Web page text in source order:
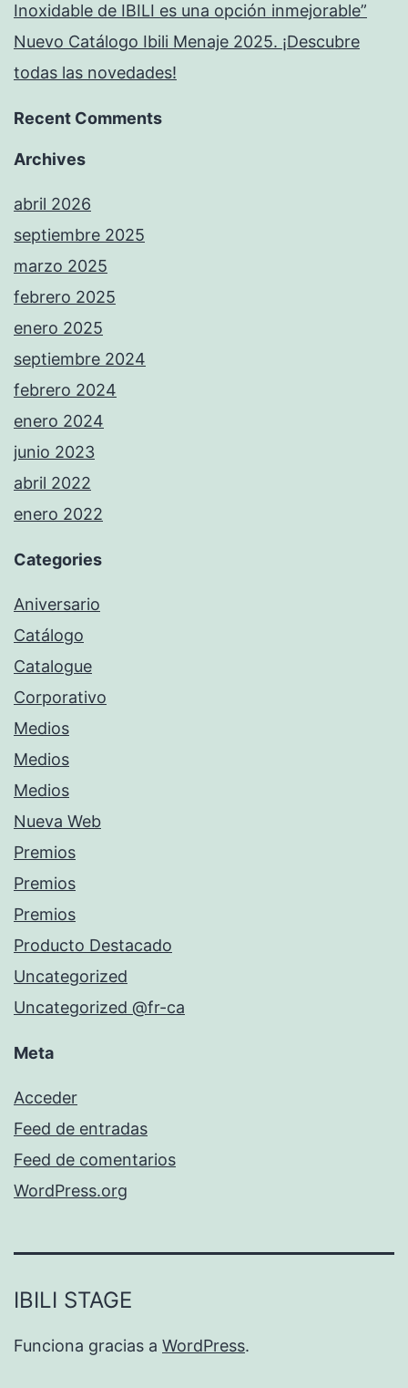
Inoxidable de IBILI es una opción inmejorable”
Nuevo Catálogo Ibili Menaje 2025. ¡Descubre
todas las novedades!
Recent Comments
Archives
abril 2026
septiembre 2025
marzo 2025
febrero 2025
enero 2025
septiembre 2024
febrero 2024
enero 2024
junio 2023
abril 2022
enero 2022
Categories
Aniversario
Catálogo
Catalogue
Corporativo
Medios
Medios
Medios
Nueva Web
Premios
Premios
Premios
Producto Destacado
Uncategorized
Uncategorized @fr-ca
Meta
Acceder
Feed de entradas
Feed de comentarios
WordPress.org
IBILI STAGE
Funciona gracias a WordPress.